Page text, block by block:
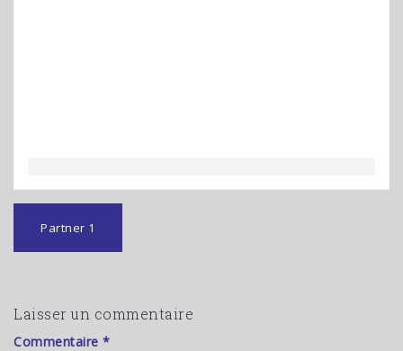
Navigation
Partner 1
Laisser un commentaire
Commentaire *